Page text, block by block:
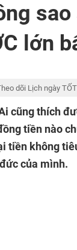
sao
lớn
dõi Lịch ngày
cũng thích
tiền nào
tiền không
của mình.